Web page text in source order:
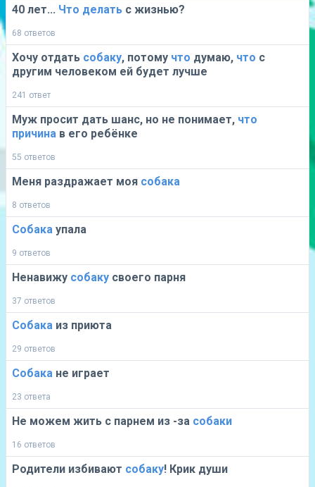
40 лет... Что делать с жизнью?
68 ответов
Хочу отдать собаку, потому что думаю, что с
другим человеком ей будет лучше
241 ответ
Муж просит дать шанс, но не понимает, что
причина в его ребёнке
55 ответов
Меня раздражает моя собака
8 ответов
Собака упала
9 ответов
Ненавижу собаку своего парня
37 ответов
Собака из приюта
29 ответов
Собака не играет
23 ответа
Не можем жить с парнем из -за собаки
16 ответов
Родители избивают собаку! Крик души